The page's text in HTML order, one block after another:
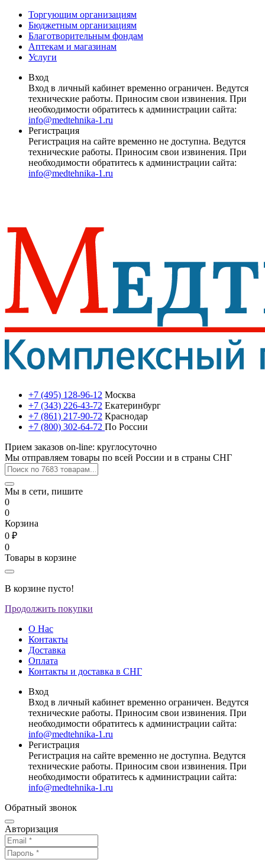
Торгующим организациям
Бюджетным организациям
Благотворительным фондам
Аптекам и магазинам
Услуги
Вход
Вход в личный кабинет временно ограничен. Ведутся
технические работы. Приносим свои извинения. При
необходимости обратитесь к администрации сайта:
info@medtehnika-1.ru
Регистрация
Регистрация на сайте временно не доступна. Ведутся
технические работы. Приносим свои извинения. При
необходимости обратитесь к администрации сайта:
info@medtehnika-1.ru
+7 (495) 128-96-12 Москва
+7 (343) 226-43-72 Екатеринбург
+7 (861) 217-90-72 Краснодар
+7 (800) 302-64-72 По России
Прием заказов on-line: круглосуточно
Мы отправляем товары по всей России и в страны СНГ
Мы в сети, пишите
0
0
Корзина
0 ₽
0
Товары в корзине
В корзине пусто!
Продолжить покупки
О Нас
Контакты
Доставка
Оплата
Контакты и доставка в СНГ
Вход
Вход в личный кабинет временно ограничен. Ведутся
технические работы. Приносим свои извинения. При
необходимости обратитесь к администрации сайта:
info@medtehnika-1.ru
Регистрация
Регистрация на сайте временно не доступна. Ведутся
технические работы. Приносим свои извинения. При
необходимости обратитесь к администрации сайта:
info@medtehnika-1.ru
Обратный звонок
Авторизация